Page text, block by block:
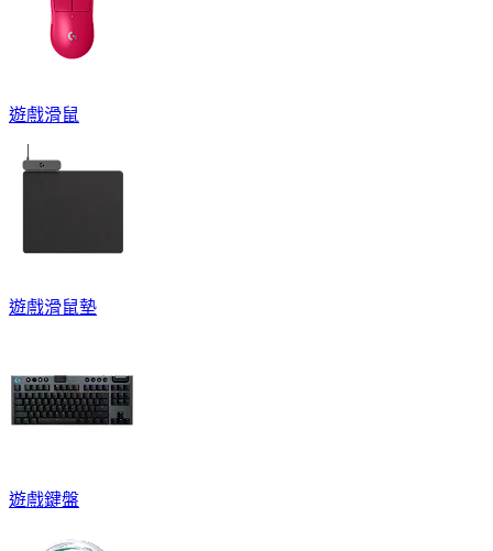
遊戲滑鼠
遊戲滑鼠墊
遊戲鍵盤